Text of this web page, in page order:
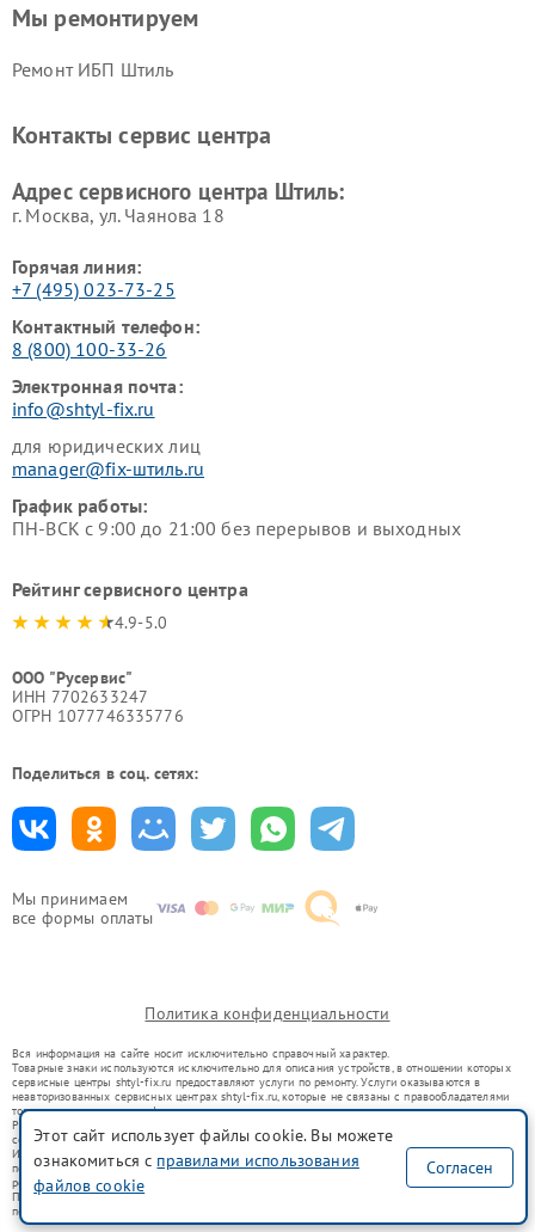
Мы принимаем
все формы оплаты
Мы ремонтируем
Ремонт ИБП Штиль
Контакты сервис центра
Адрес сервисного центра Штиль:
г. Москва, ул. Чаянова 18
Горячая линия:
+7 (495) 023-73-25
Контактный телефон:
8 (800) 100-33-26
Электронная почта:
info@shtyl-fix.ru
для юридических лиц
manager@fix-штиль.ru
График работы:
ПН-ВСК с 9:00 до 21:00 без перерывов и выходных
Рейтинг сервисного центра
4.9-5.0
ООО "Русервис"
ИНН 7702633247
ОГРН 1077746335776
Поделиться в соц. сетях:
Политика конфиденциальности
Вся информация на сайте носит исключительно справочный характер.
Товарные знаки используются исключительно для описания устройств, в отношении которых
сервисные центры shtyl-fix.ru предоставляют услуги по ремонту. Услуги оказываются в
неавторизованных сервисных центрах shtyl-fix.ru, которые не связаны с правообладателями
товарных знаков или их официальными представителями.
Ремонт осуществляется для устройств, уже введенных в гражданский оборот в соответствии
со статьей 1487 ГК РФ.
Использование товарных знаков не преследует цели индивидуализации услуг или введения
потребителей в заблуждение, а служит для информирования о предоставляемых услугах по
ремонту техники указанных брендов.
Представленная на сайте информация не является публичной офертой, определяемой
положениями Статьи 437(2) Гражданского кодекса РФ
Этот сайт использует файлы cookie. Вы можете
ознакомиться с правилами использования
файлов cookie
Согласен